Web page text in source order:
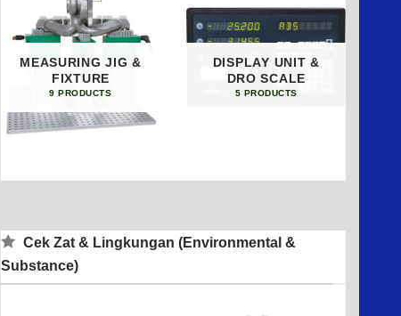
MEASURING JIG &
FIXTURE
9 PRODUCTS
DISPLAY UNIT &
DRO SCALE
5 PRODUCTS
Cek Zat & Lingkungan (Environmental &
Substance)